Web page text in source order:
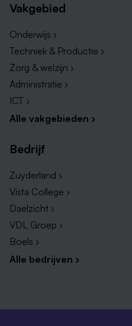
Vakgebied
Onderwijs ›
Techniek & Productie ›
Zorg & welzijn ›
Administratie ›
ICT ›
Alle vakgebieden ›
Bedrijf
Zuyderland ›
Vista College ›
Daelzicht ›
VDL Groep ›
Boels ›
Alle bedrijven ›